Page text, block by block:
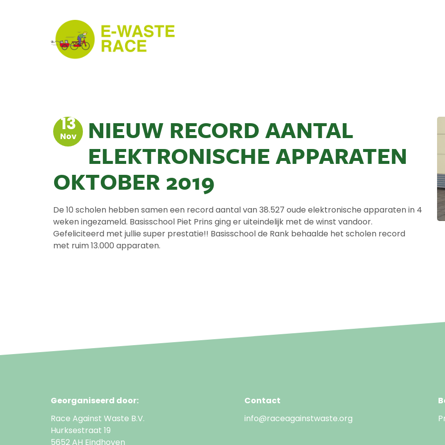
13
Nov
NIEUW RECORD AANTAL
ELEKTRONISCHE APPARATEN
OKTOBER 2019
De 10 scholen hebben samen een record aantal van 38.527 oude elektronische apparaten in 4
weken ingezameld. Basisschool Piet Prins ging er uiteindelijk met de winst vandoor.
Gefeliciteerd met jullie super prestatie!! Basisschool de Rank behaalde het scholen record
met ruim 13.000 apparaten.
Georganiseerd door:
Race Against Waste B.V.
Hurksestraat 19
5652 AH Eindhoven
Contact
info@raceagainstwaste.org